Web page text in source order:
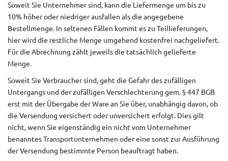
Soweit Sie Unternehmer sind, kann die Liefermenge um bis zu
10% höher oder niedriger ausfallen als die angegebene
Bestellmenge. In seltenen Fällen kommt es zu Teillieferungen,
hier wird die restliche Menge umgehend kostenfrei nachgeliefert.
Für die Abrechnung zählt jeweils die tatsächlich gelieferte
Menge.
Soweit Sie Verbraucher sind, geht die Gefahr des zufälligen
Untergangs und der zufälligen Verschlechterung gem. § 447 BGB
erst mit der Übergabe der Ware an Sie über, unabhängig davon, ob
die Versendung versichert oder unversichert erfolgt. Dies gilt
nicht, wenn Sie eigenständig ein nicht vom Unternehmer
benanntes Transportunternehmen oder eine sonst zur Ausführung
der Versendung bestimmte Person beauftragt haben.